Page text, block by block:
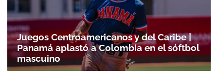
Juegos Centroamericanos y del Caribe |
Panamá aplastó a Colombia en el sóftbol
mascuino